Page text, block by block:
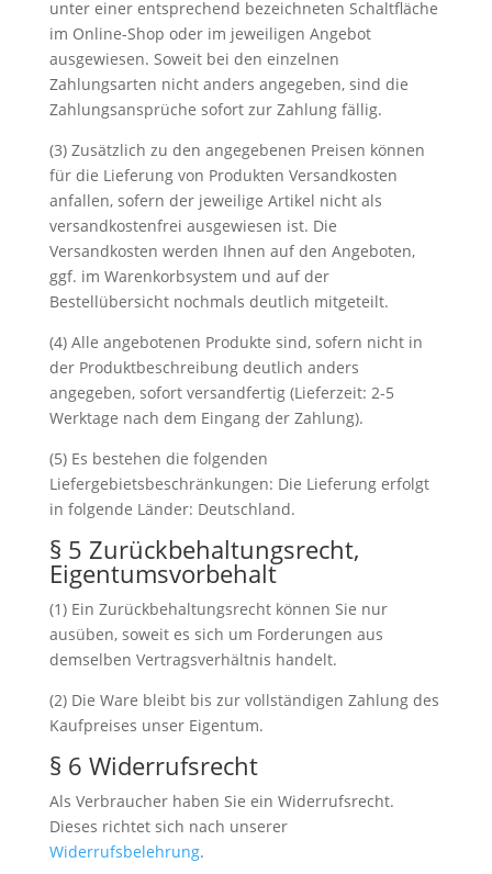
unter einer entsprechend bezeichneten Schaltfläche
im Online-Shop oder im jeweiligen Angebot
ausgewiesen. Soweit bei den einzelnen
Zahlungsarten nicht anders angegeben, sind die
Zahlungsansprüche sofort zur Zahlung fällig.
(3) Zusätzlich zu den angegebenen Preisen können
für die Lieferung von Produkten Versandkosten
anfallen, sofern der jeweilige Artikel nicht als
versandkostenfrei ausgewiesen ist. Die
Versandkosten werden Ihnen auf den Angeboten,
ggf. im Warenkorbsystem und auf der
Bestellübersicht nochmals deutlich mitgeteilt.
(4) Alle angebotenen Produkte sind, sofern nicht in
der Produktbeschreibung deutlich anders
angegeben, sofort versandfertig (Lieferzeit: 2-5
Werktage nach dem Eingang der Zahlung).
(5) Es bestehen die folgenden
Liefergebietsbeschränkungen: Die Lieferung erfolgt
in folgende Länder: Deutschland.
§ 5 Zurückbehaltungsrecht,
Eigentumsvorbehalt
(1) Ein Zurückbehaltungsrecht können Sie nur
ausüben, soweit es sich um Forderungen aus
demselben Vertragsverhältnis handelt.
(2) Die Ware bleibt bis zur vollständigen Zahlung des
Kaufpreises unser Eigentum.
§ 6 Widerrufsrecht
Als Verbraucher haben Sie ein Widerrufsrecht.
Dieses richtet sich nach unserer
Widerrufsbelehrung.